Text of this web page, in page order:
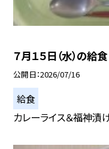
７月１５日（水）の給食
公開日 2026/07/16
給食
カレーライス＆福神漬